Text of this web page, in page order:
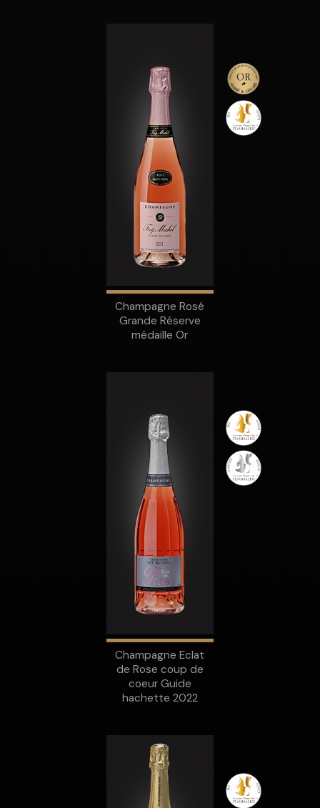
Champagne Rosé
Grande Réserve
médaille Or
Champagne Eclat
de Rose coup de
coeur Guide
hachette 2022